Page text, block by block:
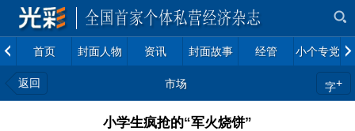
首页 封面人物 资讯 封面故事 经管 小个专党建
返回 市场 字+
小学生疯抢的“军火烧饼”